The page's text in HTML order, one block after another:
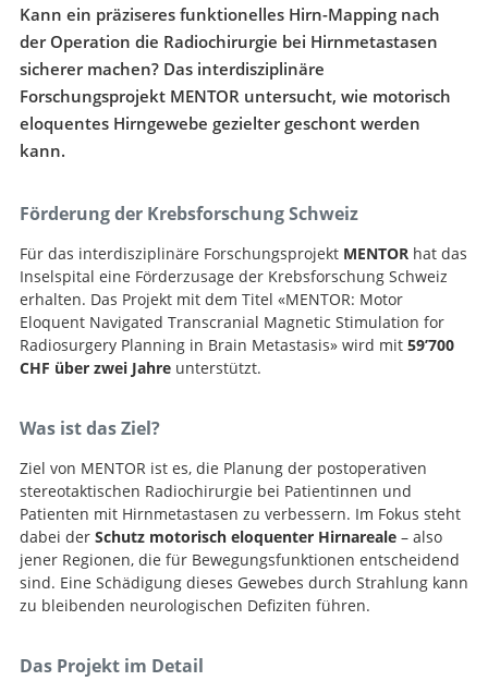
Kann ein präziseres funktionelles Hirn-Mapping nach
der Operation die Radiochirurgie bei Hirnmetastasen
sicherer machen? Das interdisziplinäre
Forschungsprojekt MENTOR untersucht, wie motorisch
eloquentes Hirngewebe gezielter geschont werden
kann.
Förderung der Krebsforschung Schweiz
Für das interdisziplinäre Forschungsprojekt MENTORhat das
Inselspital eine Förderzusage der Krebsforschung Schweiz
erhalten. Das Projekt mit dem Titel «MENTOR: Motor
Eloquent Navigated Transcranial Magnetic Stimulation for
Radiosurgery Planning in Brain Metastasis» wird mit 59’700
CHF über zwei Jahreunterstützt.
Was ist das Ziel?
Ziel von MENTOR ist es, die Planung der postoperativen
stereotaktischen Radiochirurgie bei Patientinnen und
Patienten mit Hirnmetastasen zu verbessern. Im Fokus steht
dabei der Schutz motorisch eloquenter Hirnareale– also
jener Regionen, die für Bewegungsfunktionen entscheidend
sind. Eine Schädigung dieses Gewebes durch Strahlung kann
zu bleibenden neurologischen Defiziten führen.
Das Projekt im Detail